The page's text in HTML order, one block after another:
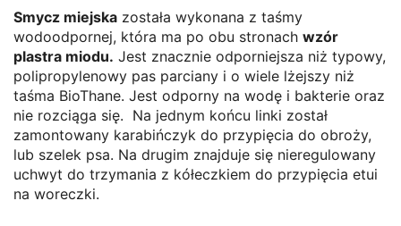
Smycz miejska została wykonana z taśmy
wodoodpornej, która ma po obu stronach wzór
plastra miodu. Jest znacznie odporniejsza niż typowy,
polipropylenowy pas parciany i o wiele lżejszy niż
taśma BioThane. Jest odporny na wodę i bakterie oraz
nie rozciąga się. Na jednym końcu linki został
zamontowany karabińczyk do przypięcia do obroży,
lub szelek psa. Na drugim znajduje się nieregulowany
uchwyt do trzymania z kółeczkiem do przypięcia etui
na woreczki.